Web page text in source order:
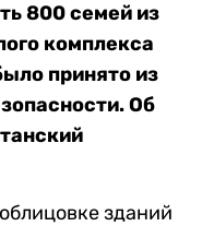
800 семей из
комплекса
принято из
Об
зданий